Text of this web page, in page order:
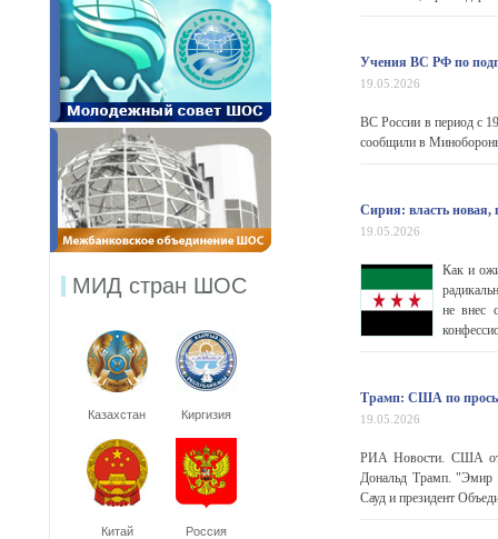
МИД стран ШОС
Казахстан Киргизия
Китай Россия
Учения ВС РФ по
19.05.2026
ВС России в период с
сообщили в
Сирия: власть новая,
19.05.2026
Как и
не внес
Трамп: США по
19.05.2026
РИА Новости. США
Дональд Трамп. "Эмир
Сауд и президент